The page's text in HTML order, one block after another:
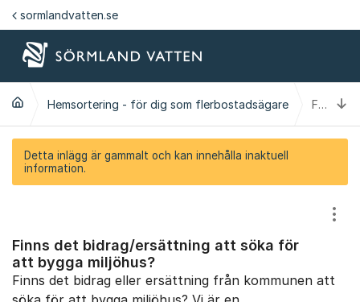
Hoppa till innehåll
sormlandvatten.se
Hemsortering - för dig som flerbostadsägare Finns det bidrag/ersättning att söka för att bygga miljöhus?
Detta inlägg är gammalt och kan innehålla inaktuell
information.
Finns det bidrag/ersättning att söka för
att bygga miljöhus?
Finns det bidrag eller ersättning från kommunen att